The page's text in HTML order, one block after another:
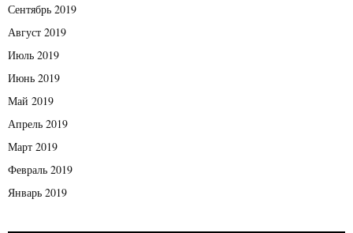
Сентябрь 2019
Август 2019
Июль 2019
Июнь 2019
Май 2019
Апрель 2019
Март 2019
Февраль 2019
Январь 2019